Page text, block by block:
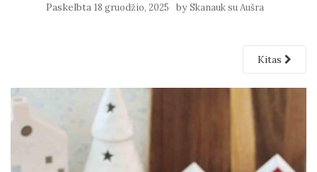
Paskelbta 18 gruodžio, 2025 bySkanauk su Aušra
Kitas